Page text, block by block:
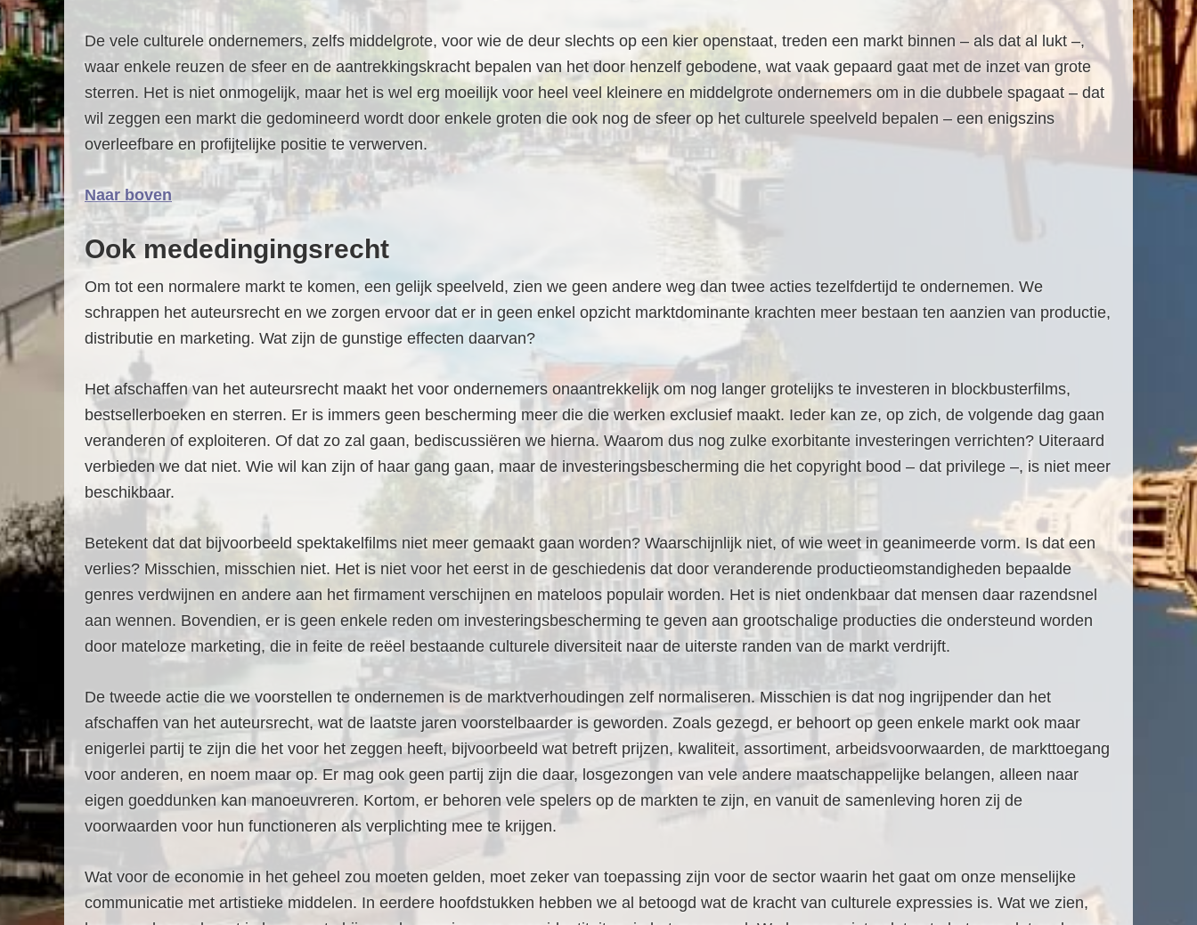
De vele culturele ondernemers, zelfs middelgrote, voor wie de deur slechts op een kier openstaat, treden een markt binnen – als dat al lukt –,
waar enkele reuzen de sfeer en de aantrekkingskracht bepalen van het door henzelf gebodene, wat vaak gepaard gaat met de inzet van grote
sterren. Het is niet onmogelijk, maar het is wel erg moeilijk voor heel veel kleinere en middelgrote ondernemers om in die dubbele spagaat – dat
wil zeggen een markt die gedomineerd wordt door enkele groten die ook nog de sfeer op het culturele speelveld bepalen – een enigszins
overleefbare en profijtelijke positie te verwerven.
Naar boven
Ook mededingingsrecht
Om tot een normalere markt te komen, een gelijk speelveld, zien we geen andere weg dan twee acties tezelfdertijd te ondernemen. We
schrappen het auteursrecht en we zorgen ervoor dat er in geen enkel opzicht marktdominante krachten meer bestaan ten aanzien van productie,
distributie en marketing. Wat zijn de gunstige effecten daarvan?
Het afschaffen van het auteursrecht maakt het voor ondernemers onaantrekkelijk om nog langer grotelijks te investeren in blockbusterfilms,
bestsellerboeken en sterren. Er is immers geen bescherming meer die die werken exclusief maakt. Ieder kan ze, op zich, de volgende dag gaan
veranderen of exploiteren. Of dat zo zal gaan, bediscussiëren we hierna. Waarom dus nog zulke exorbitante investeringen verrichten? Uiteraard
verbieden we dat niet. Wie wil kan zijn of haar gang gaan, maar de investeringsbescherming die het copyright bood – dat privilege –, is niet meer
beschikbaar.
Betekent dat dat bijvoorbeeld spektakelfilms niet meer gemaakt gaan worden? Waarschijnlijk niet, of wie weet in geanimeerde vorm. Is dat een
verlies? Misschien, misschien niet. Het is niet voor het eerst in de geschiedenis dat door veranderende productieomstandigheden bepaalde
genres verdwijnen en andere aan het firmament verschijnen en mateloos populair worden. Het is niet ondenkbaar dat mensen daar razendsnel
aan wennen. Bovendien, er is geen enkele reden om investeringsbescherming te geven aan grootschalige producties die ondersteund worden
door mateloze marketing, die in feite de reëel bestaande culturele diversiteit naar de uiterste randen van de markt verdrijft.
De tweede actie die we voorstellen te ondernemen is de marktverhoudingen zelf normaliseren. Misschien is dat nog ingrijpender dan het
afschaffen van het auteursrecht, wat de laatste jaren voorstelbaarder is geworden. Zoals gezegd, er behoort op geen enkele markt ook maar
enigerlei partij te zijn die het voor het zeggen heeft, bijvoorbeeld wat betreft prijzen, kwaliteit, assortiment, arbeidsvoorwaarden, de markttoegang
voor anderen, en noem maar op. Er mag ook geen partij zijn die daar, losgezongen van vele andere maatschappelijke belangen, alleen naar
eigen goeddunken kan manoeuvreren. Kortom, er behoren vele spelers op de markten te zijn, en vanuit de samenleving horen zij de
voorwaarden voor hun functioneren als verplichting mee te krijgen.
Wat voor de economie in het geheel zou moeten gelden, moet zeker van toepassing zijn voor de sector waarin het gaat om onze menselijke
communicatie met artistieke middelen. In eerdere hoofdstukken hebben we al betoogd wat de kracht van culturele expressies is. Wat we zien,